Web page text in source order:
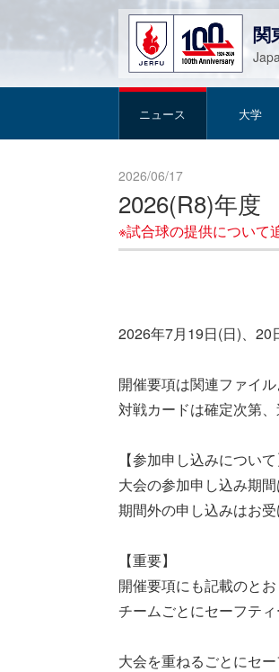
関
ニュース 大学
2026/06/17
2026(R8)年度
※試合球の提供について
2026年7月19日(日)、20
開催要項は関連ファイル
対戦カードは確定次第、
【参加申し込みについて
大会の参加申し込み期間
期間外の申し込みはお
【重要】
開催要項にも記載のと
チームごとにセーフテ
大会を重ねるごとにセ